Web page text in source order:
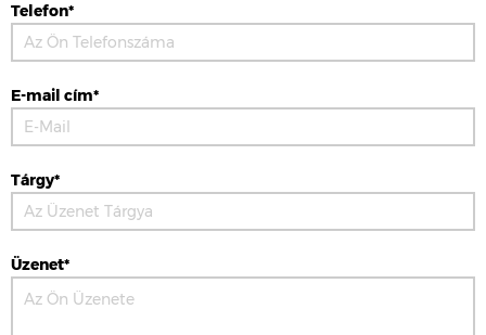
Telefon*
E-mail cím*
Tárgy*
Üzenet*